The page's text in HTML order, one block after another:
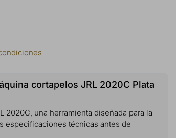
cortapelos JRL 2020C Plata
una herramienta diseñada para la
especificaciones técnicas antes de